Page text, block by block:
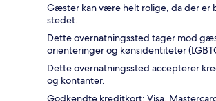
Gæster kan være helt rolige, da der er
stedet.
Dette overnatningssted tager mod
orienteringer og kønsidentiteter
Dette overnatningssted accepterer
og kontanter.
Godkendte kreditkort: Visa,